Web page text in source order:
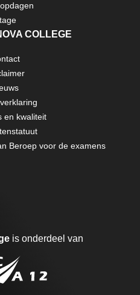
COLLEGE
en kwaliteit
Beroep voor de examens
is onderdeel van